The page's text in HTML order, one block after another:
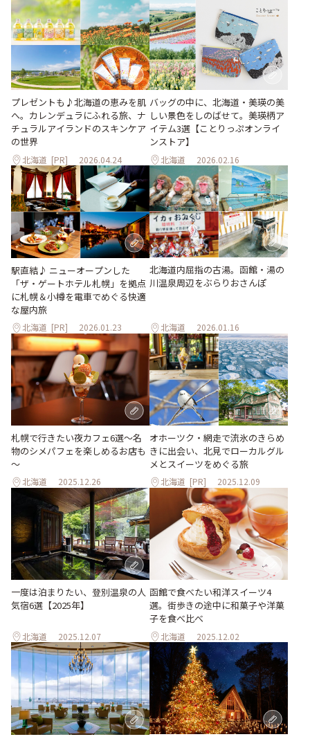
プレゼントも♪北海道の恵みを肌
へ。カレンデュラにふれる旅、ナ
チュラルアイランドのスキンケア
の世界
北海道 [PR] 2026.04.24
バッグの中に、北海道・美瑛の美
しい景色をしのばせて。美瑛柄ア
イテム3選【ことりっぷオンライ
ンストア】
北海道 2026.02.16
駅直結♪ ニューオープンした
「ザ・ゲートホテル札幌」を拠点
に札幌＆小樽を電車でめぐる快適
な屋内旅
北海道 [PR] 2026.01.23
北海道内屈指の古湯。函館・湯の
川温泉周辺をぶらりおさんぽ
北海道 2026.01.16
札幌で行きたい夜カフェ6選～名
物のシメパフェを楽しめるお店も
～
北海道 2025.12.26
オホーツク・網走で流氷のきらめ
きに出会い、北見でローカルグル
メとスイーツをめぐる旅
北海道 [PR] 2025.12.09
一度は泊まりたい、登別温泉の人
気宿6選【2025年】
北海道 2025.12.07
函館で食べたい和洋スイーツ4
選。街歩きの途中に和菓子や洋菓
子を食べ比べ
北海道 2025.12.02